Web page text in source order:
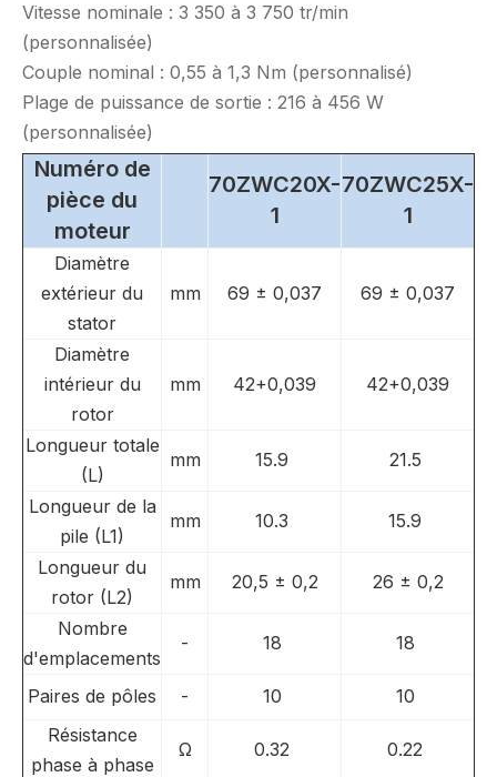
Vitesse nominale : 3 350 à 3 750 tr/min
(personnalisée)
Couple nominal : 0,55 à 1,3 Nm (personnalisé)
Plage de puissance de sortie : 216 à 456 W
(personnalisée)
Numéro de
pièce du
moteur
70ZWC20X-
1
70ZWC25X-
1
Diamètre
extérieur du
stator
mm 69 ± 0,037 69 ± 0,037
Diamètre
intérieur du
rotor
mm 42+0,039 42+0,039
Longueur totale
(L)
mm 15.9 21.5
Longueur de la
pile (L1)
mm 10.3 15.9
Longueur du
rotor (L2)
mm 20,5 ± 0,2 26 ± 0,2
Nombre
d'emplacements
- 18 18
Paires de pôles - 10
10
Résistance
phase à phase
Ω 0.32 0.22